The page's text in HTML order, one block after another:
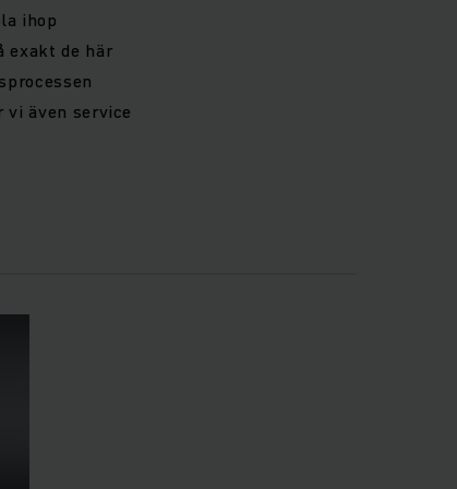
ihop
exakt de här
vi även service